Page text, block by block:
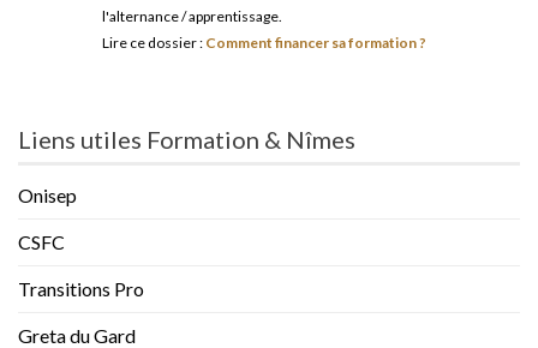
l'alternance / apprentissage.
Lire ce dossier : Comment financer sa formation ?
Liens utiles Formation & Nîmes
Onisep
CSFC
Transitions Pro
Greta du Gard